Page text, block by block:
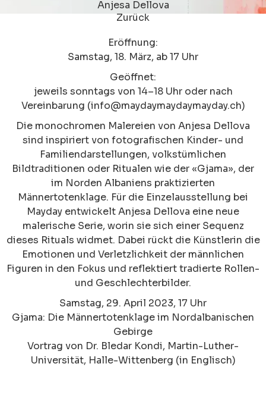
Anjesa Dellova
Zurück
Eröffnung:
Samstag, 18. März, ab 17 Uhr
Geöffnet:
jeweils sonntags von 14–18 Uhr oder nach
Vereinbarung (info@maydaymaydaymayday.ch)
Die monochromen Malereien von Anjesa Dellova
sind inspiriert von fotografischen Kinder- und
Familiendarstellungen, volkstümlichen
Bildtraditionen oder Ritualen wie der «Gjama», der
im Norden Albaniens praktizierten
Männertotenklage. Für die Einzelausstellung bei
Mayday entwickelt Anjesa Dellova eine neue
malerische Serie, worin sie sich einer Sequenz
dieses Rituals widmet. Dabei rückt die Künstlerin die
Emotionen und Verletzlichkeit der männlichen
Figuren in den Fokus und reflektiert tradierte Rollen-
und Geschlechterbilder.
Samstag, 29. April 2023, 17 Uhr
Gjama: Die Männertotenklage im Nordalbanischen
Gebirge
Vortrag von Dr. Bledar Kondi, Martin-Luther-
Universität, Halle-Wittenberg (in Englisch)